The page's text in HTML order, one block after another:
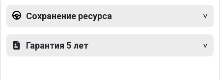
Сохранение ресурса
Гарантия 5 лет